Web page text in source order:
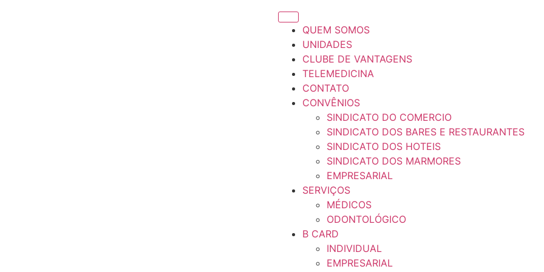
QUEM SOMOS
UNIDADES
CLUBE DE VANTAGENS
TELEMEDICINA
CONTATO
CONVÊNIOS
SINDICATO DO COMERCIO
SINDICATO DOS BARES E RESTAURANTES
SINDICATO DOS HOTEIS
SINDICATO DOS MARMORES
EMPRESARIAL
SERVIÇOS
MÉDICOS
ODONTOLÓGICO
B CARD
INDIVIDUAL
EMPRESARIAL